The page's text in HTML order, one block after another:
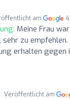
am
Meine Frau
zu
erhalten gegen
Veröffentlicht am